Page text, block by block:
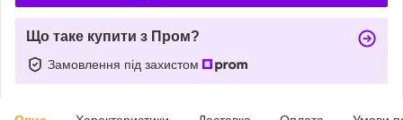
Що таке купити з Пром?
Замовлення під захистом